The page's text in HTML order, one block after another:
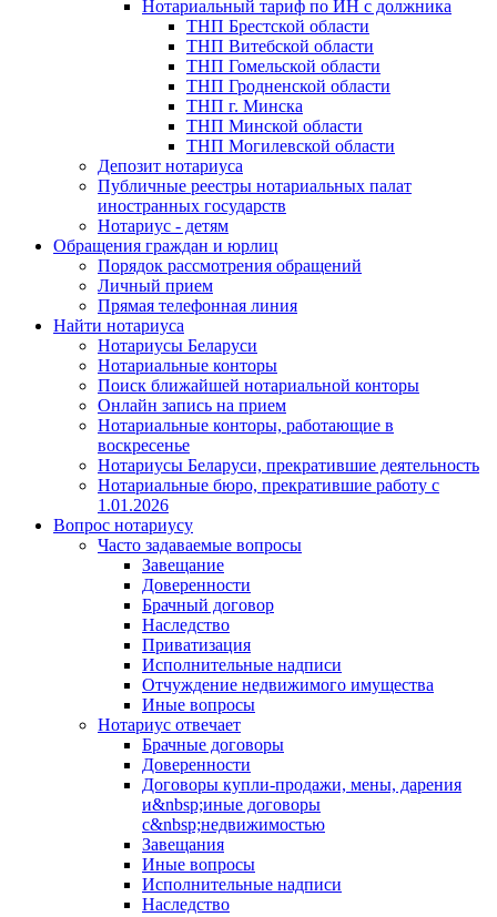
Нотариальный тариф по ИН с должника
ТНП Брестской области
ТНП Витебской области
ТНП Гомельской области
ТНП Гродненской области
ТНП г. Минска
ТНП Минской области
ТНП Могилевской области
Депозит нотариуса
Публичные реестры нотариальных палат
иностранных государств
Нотариус - детям
Обращения граждан и юрлиц
Порядок рассмотрения обращений
Личный прием
Прямая телефонная линия
Найти нотариуса
Нотариусы Беларуси
Нотариальные конторы
Поиск ближайшей нотариальной конторы
Онлайн запись на прием
Нотариальные конторы, работающие в
воскресенье
Нотариусы Беларуси, прекратившие деятельность
Нотариальные бюро, прекратившие работу с
1.01.2026
Вопрос нотариусу
Часто задаваемые вопросы
Завещание
Доверенности
Брачный договор
Наследство
Приватизация
Исполнительные надписи
Отчуждение недвижимого имущества
Иные вопросы
Нотариус отвечает
Брачные договоры
Доверенности
Договоры купли-продажи, мены, дарения
и&nbsp;иные договоры
с&nbsp;недвижимостью
Завещания
Иные вопросы
Исполнительные надписи
Наследство